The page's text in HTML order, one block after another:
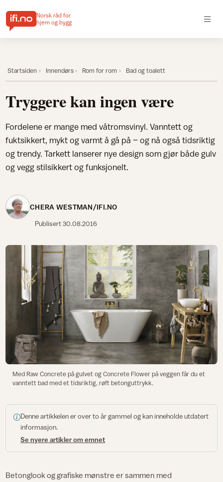
Norsk råd for
hjem og bygg
Startsiden Innendørs Rom for rom Bad og toalett
Tryggere kan ingen være
Fordelene er mange med våtromsvinyl. Vanntett og
fuktsikkert, mykt og varmt å gå på – og nå også tidsriktig
og trendy. Tarkett lanserer nye design som gjør både gulv
og vegg stilsikkert og funksjonelt.
CHERA WESTMAN/IFI.NO
Publisert30.08.2016
Med Raw Concrete på gulvet og Concrete Flower på veggen får du et
vanntett bad med et tidsriktig, røft betonguttrykk.
Denne artikkelen er over to år gammel og kan inneholde utdatert
informasjon.
Se nyere artikler om emnet
Betonglook og grafiske mønstre er sammen med